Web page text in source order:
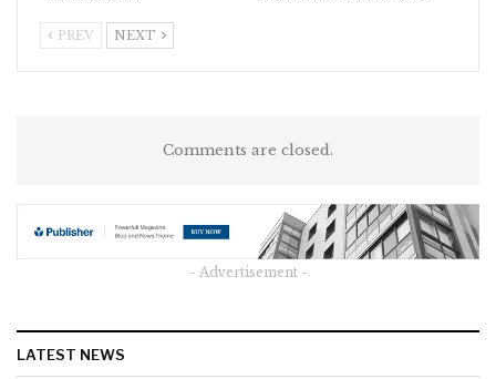
PREV NEXT
Comments are closed.
- Advertisement -
LATEST NEWS